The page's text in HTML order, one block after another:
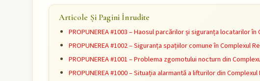
Articole Și Pagini Înrudite
PROPUNEREA #1003 – Haosul parcărilor și siguranța locatarilor
PROPUNEREA #1002 – Siguranța spațiilor comune în Complexul
PROPUNEREA #1001 – Problema zgomotului nocturn din
PROPUNEREA #1000 – Situația alarmantă a lifturilor din